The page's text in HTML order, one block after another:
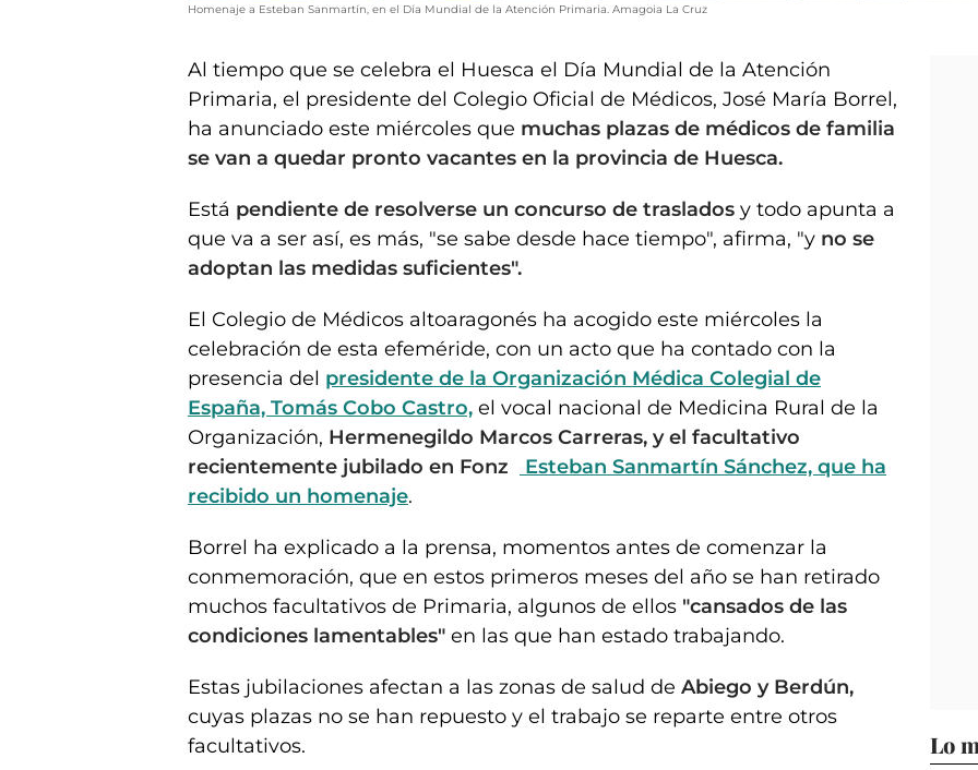
Homenaje a Esteban Sanmartín, en el Día Mundial de la Atención Primaria. Amagoia La Cruz
Al tiempo que se celebra el Huesca el Día Mundial de la Atención
Primaria, el presidente del Colegio Oficial de Médicos, José María Borrel,
ha anunciado este miércoles que muchas plazas de médicos de familia
se van a quedar pronto vacantes en la provincia de Huesca.
Está pendiente de resolverse un concurso de traslados y todo apunta a
que va a ser así, es más, "se sabe desde hace tiempo", afirma, "y no se
adoptan las medidas suficientes".
El Colegio de Médicos altoaragonés ha acogido este miércoles la
celebración de esta efeméride, con un acto que ha contado con la
presencia del presidente de la Organización Médica Colegial de
España, Tomás Cobo Castro, el vocal nacional de Medicina Rural de la
Organización, Hermenegildo Marcos Carreras, y el facultativo
recientemente jubilado en Fonz
Esteban Sanmartín Sánchez, que ha
recibido un homenaje.
Borrel ha explicado a la prensa, momentos antes de comenzar la
conmemoración, que en estos primeros meses del año se han retirado
muchos facultativos de Primaria, algunos de ellos "cansados de las
condiciones lamentables" en las que han estado trabajando.
Estas jubilaciones afectan a las zonas de salud de Abiego y Berdún,
cuyas plazas no se han repuesto y el trabajo se reparte entre otros
facultativos.
Lo